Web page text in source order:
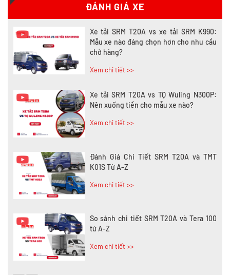
ĐÁNH GIÁ XE
Xe tải SRM T20A vs xe tải SRM K990:
Mẫu xe nào đáng chọn hơn cho nhu cầu
chở hàng?
Xem chi tiết >>
Xe tải SRM T20A vs TQ Wuling N300P:
Nên xuống tiền cho mẫu xe nào?
Xem chi tiết >>
Đánh Giá Chi Tiết SRM T20A và TMT
K01S Từ A–Z
Xem chi tiết >>
So sánh chi tiết SRM T20A và Tera 100
từ A-Z
Xem chi tiết >>